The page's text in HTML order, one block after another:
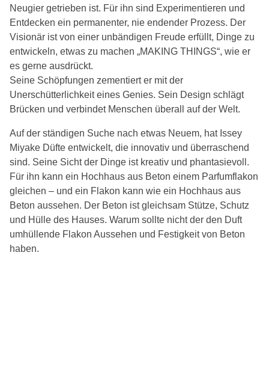
Neugier getrieben ist. Für ihn sind Experimentieren und
Entdecken ein permanenter, nie endender Prozess. Der
Visionär ist von einer unbändigen Freude erfüllt, Dinge zu
entwickeln, etwas zu machen „MAKING THINGS“, wie er
es gerne ausdrückt.
Seine Schöpfungen zementiert er mit der
Unerschütterlichkeit eines Genies. Sein Design schlägt
Brücken und verbindet Menschen überall auf der Welt.
Auf der ständigen Suche nach etwas Neuem, hat Issey
Miyake Düfte entwickelt, die innovativ und überraschend
sind. Seine Sicht der Dinge ist kreativ und phantasievoll.
Für ihn kann ein Hochhaus aus Beton einem Parfumflakon
gleichen – und ein Flakon kann wie ein Hochhaus aus
Beton aussehen. Der Beton ist gleichsam Stütze, Schutz
und Hülle des Hauses. Warum sollte nicht der den Duft
umhüllende Flakon Aussehen und Festigkeit von Beton
haben.